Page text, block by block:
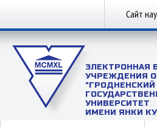
Сайт
ЭЛЕКТРОННАЯ
УЧРЕЖДЕНИЯ
"ГРОДНЕНСКИЙ
УНИВЕРСИТЕТ
ИМЕНИ ЯНКИ